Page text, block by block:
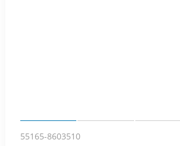
55165-8603510